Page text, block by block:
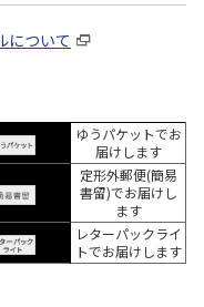
について
ゆうパケットでお
届けします
定形外郵便(簡易
書留)でお届けし
ます
レターパックライ
トでお届けします